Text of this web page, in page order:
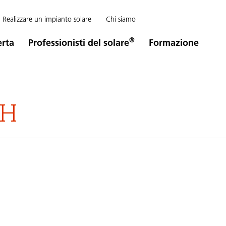
Realizzare un impianto solare Chi siamo
Professionisti del solare® Formazione